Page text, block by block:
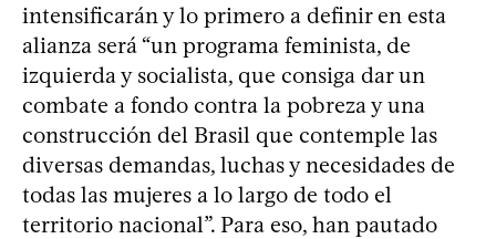
intensificarán y lo primero a definir en esta
alianza será “un programa feminista, de
izquierda y socialista, que consiga dar un
combate a fondo contra la pobreza y una
construcción del Brasil que contemple las
diversas demandas, luchas y necesidades de
todas las mujeres a lo largo de todo el
territorio nacional”. Para eso, han pautado